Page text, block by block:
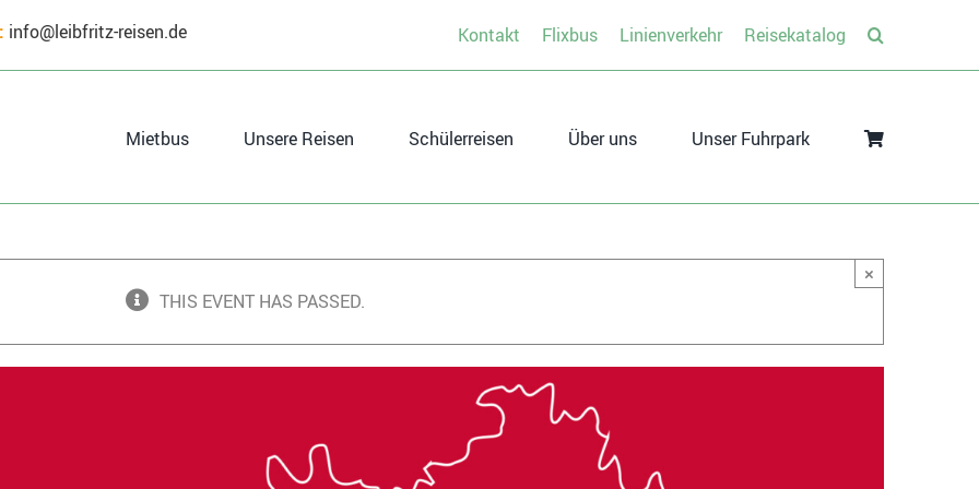
info@leibfritz-reisen.de Kontakt Flixbus Linienverkehr Reisekatalog
Mietbus Unsere Reisen Schülerreisen Über uns Unser Fuhrpark
THIS EVENT HAS PASSED.
×